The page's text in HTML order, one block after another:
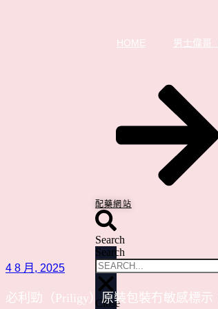
HOME 男士偉哥
配藥網站
Search
Search
Close
4 8 月, 2025
必利勁（Priligy）原裝包裝冇敏感標示